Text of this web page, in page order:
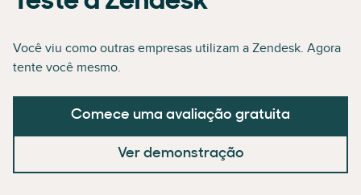
Você viu como outras empresas utilizam a Zendesk. Agora
tente você mesmo.
Comece uma avaliação gratuita
Ver demonstração